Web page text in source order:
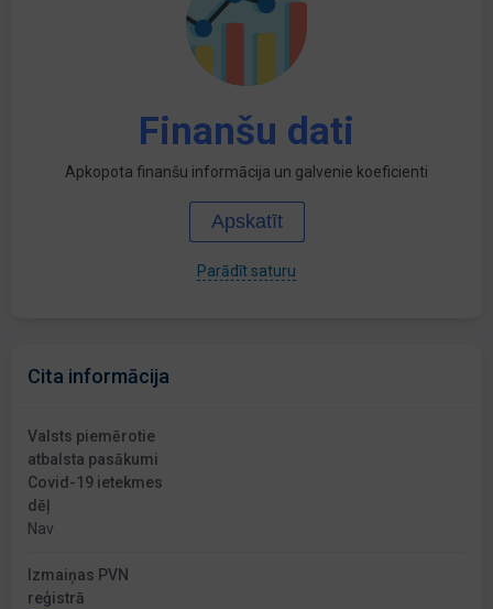
Finanšu dati
Apkopota finanšu informācija un galvenie koeficienti
Apskatīt
Parādīt saturu
Cita informācija
Valsts piemērotie
atbalsta pasākumi
Covid-19 ietekmes
dēļ
Nav
Izmaiņas PVN
reģistrā